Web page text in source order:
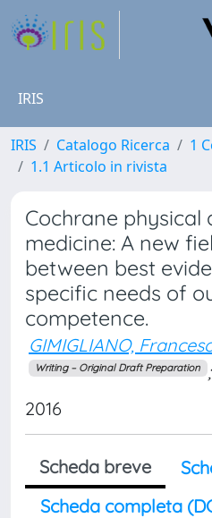
IRIS
IRIS Catalogo Ricerca
1
1.1 Articolo in rivista
Cochrane physical
medicine: A new
between best
specific needs of
competence.
GIMIGLIANO,
Writing – Original Draft Preparation ;
2016
Scheda breve
Scheda completa